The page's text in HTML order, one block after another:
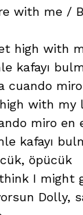
with me /
high with
kafayı
cuando
with my
miro en
kafayı
öpücük
I might
Dolly,